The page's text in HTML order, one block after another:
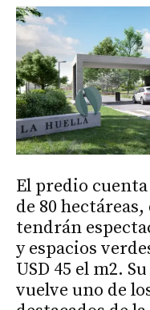
El predio
de 80
tendrán
y espacios
USD 45 el m2.
vuelve uno de